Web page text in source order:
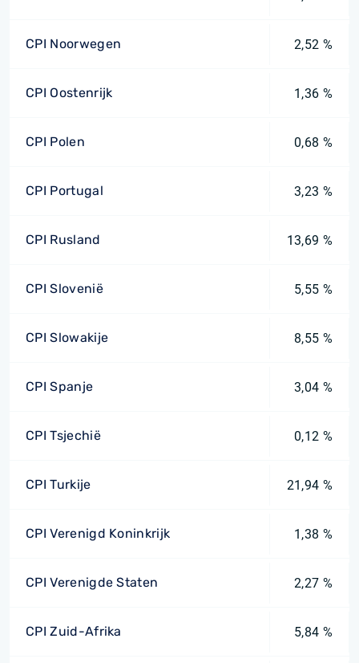
CPI Noorwegen 2,52 %
CPI Oostenrijk 1,36 %
CPI Polen 0,68 %
CPI Portugal 3,23 %
CPI Rusland 13,69 %
CPI Slovenië 5,55 %
CPI Slowakije 8,55 %
CPI Spanje 3,04 %
CPI Tsjechië 0,12 %
CPI Turkije 21,94 %
CPI Verenigd Koninkrijk 1,38 %
CPI Verenigde Staten 2,27 %
CPI Zuid-Afrika 5,84 %